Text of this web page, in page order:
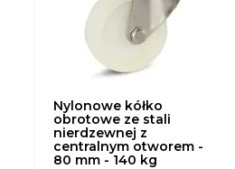
Nylonowe kółko
obrotowe ze stali
nierdzewnej z
centralnym otworem -
80 mm - 140 kg